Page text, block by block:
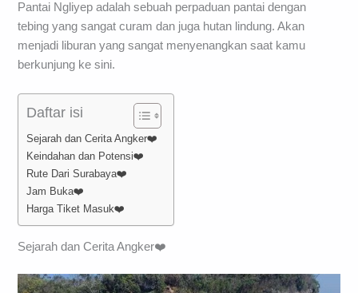
Pantai Ngliyep adalah sebuah perpaduan pantai dengan
tebing yang sangat curam dan juga hutan lindung. Akan
menjadi liburan yang sangat menyenangkan saat kamu
berkunjung ke sini.
Daftar isi
Sejarah dan Cerita Angker❤️
Keindahan dan Potensi❤️
Rute Dari Surabaya❤️
Jam Buka❤️
Harga Tiket Masuk❤️
Sejarah dan Cerita Angker❤️